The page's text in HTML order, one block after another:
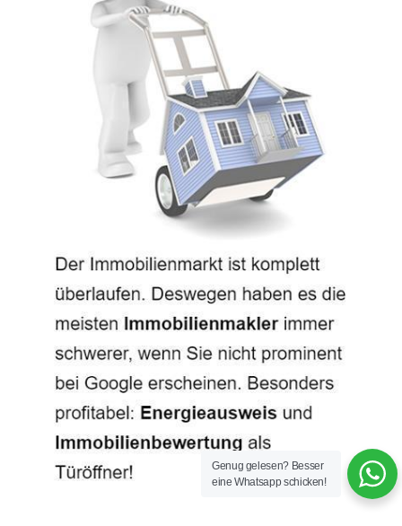
Genug gelesen? Besser
eine Whatsapp schicken!